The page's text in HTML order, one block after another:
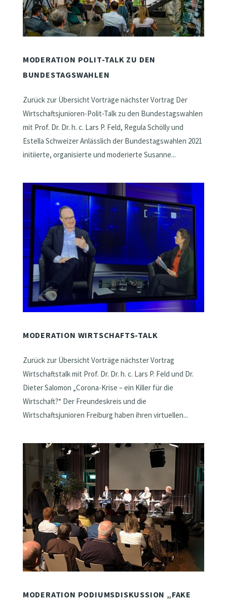
MODERATION POLIT-TALK ZU DEN
BUNDESTAGSWAHLEN
Zurück zur Übersicht Vorträge nächster Vortrag Der
Wirtschaftsjunioren-Polit-Talk zu den Bundestagswahlen
mit Prof. Dr. Dr. h. c. Lars P. Feld, Regula Schölly und
Estella Schweizer Anlässlich der Bundestagswahlen 2021
initiierte, organisierte und moderierte Susanne...
MODERATION WIRTSCHAFTS-TALK
Zurück zur Übersicht Vorträge nächster Vortrag
Wirtschaftstalk mit Prof. Dr. Dr. h. c. Lars P. Feld und Dr.
Dieter Salomon „Corona-Krise – ein Killer für die
Wirtschaft?“ Der Freundeskreis und die
Wirtschaftsjunioren Freiburg haben ihren virtuellen...
MODERATION PODIUMSDISKUSSION „FAKE